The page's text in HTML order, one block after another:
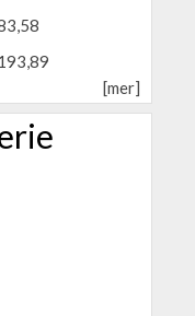
[mer]